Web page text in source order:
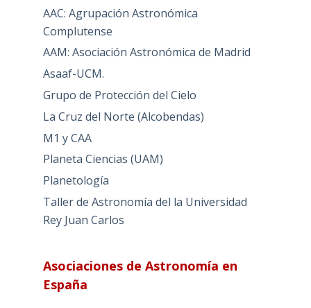
AAC: Agrupación Astronómica
Complutense
AAM: Asociación Astronómica de Madrid
Asaaf-UCM.
Grupo de Protección del Cielo
La Cruz del Norte (Alcobendas)
M1 y CAA
Planeta Ciencias (UAM)
Planetología
Taller de Astronomía del la Universidad
Rey Juan Carlos
Asociaciones de Astronomía en
España